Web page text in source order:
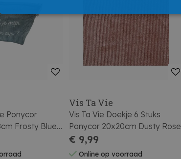
Ponycor
Frosty Blue
Zijn?
Vis Ta Vie
Vis Ta Vie Doekje 6 Stuks
Ponycor 20x20cm Dusty Rose
€ 9,99
Online op voorraad